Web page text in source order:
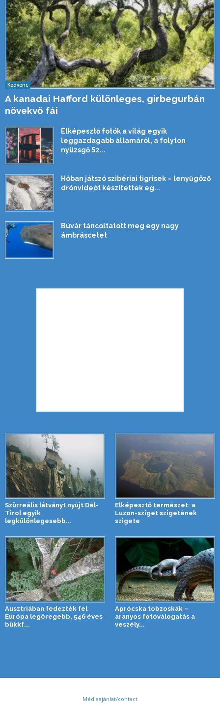
Kedvenc
A kanadai Hafford különleges, girbegurbán
növekvő fái
Elképesztő fotók a világ egyik
leggazdagabb államáról, a folyton
nyüzsgő Sz...
Hóban játszó szibériai tigrisek – lenyűgöző
drónvideót készítettek eg...
Búvár táncoltatott meg egy nagy
ámbráscetet
Szürreális látványt nyújt Dél-
Tirol egyik
legkülönlegesebb...
Elképesztő természet: a
Luzon-sziget szigetének
szigete
Ausztriában fedezték fel
Európa legöregebb, 546 éves
bükkf...
Aprócska tobzoskák –
aranyos fotóválogatás a
veszély...
Médiaajánlat/contact